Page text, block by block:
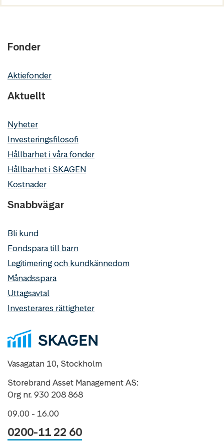
Fonder
Aktiefonder
Aktuellt
Nyheter
Investeringsfilosofi
Hållbarhet i våra fonder
Hållbarhet i SKAGEN
Kostnader
Snabbvägar
Bli kund
Fondspara till barn
Legitimering och kundkännedom
Månadsspara
Uttagsavtal
Investerares rättigheter
Vasagatan 10, Stockholm
Storebrand Asset Management AS:
Org nr. 930 208 868
09.00 - 16.00
0200-11 22 60